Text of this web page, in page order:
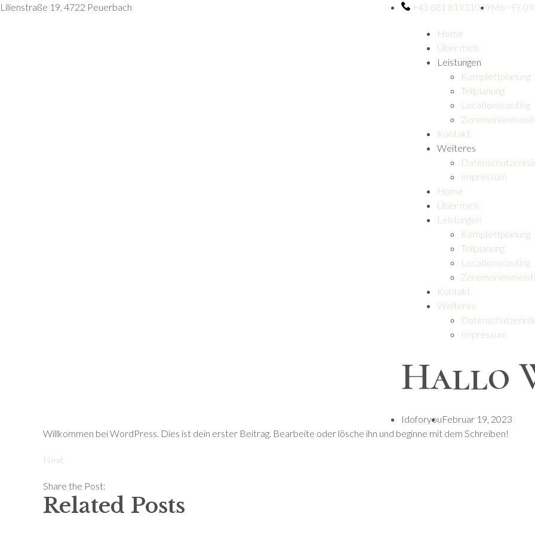
Lilienstraße 19, 4722 Peuerbach +43 681 81931029Mo - Fr
Home
Über mich
Leistungen
Komplettplanung
Teilplanung
Locationscouting
Kontakt
Weiteres
Impressum
Home
Über mich
Leistungen
Komplettplanung
Teilplanung
Locationscouting
Kontakt
Weiteres
Impressum
Hallo
IdoforyouFebruar 19, 2023
Willkommen bei WordPress. Dies ist dein erster Beitrag. Bearbeite oder lösche ihn und beginne mit dem Schreiben!
Next
Share the Post:
Related Posts